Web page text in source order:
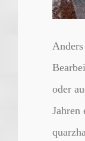
oder
Jahren